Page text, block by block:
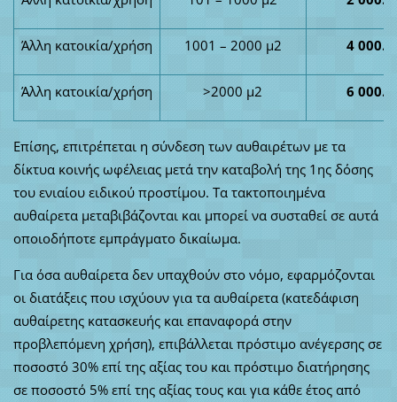
Άλλη κατοικία/χρήση 1001 – 2000 μ2 4
Άλλη κατοικία/χρήση >2000 μ2 6
Επίσης, επιτρέπεται η σύνδεση των αυθαιρέτων με τα
δίκτυα κοινής ωφέλειας μετά την καταβολή της 1ης δόσης
του ενιαίου ειδικού προστίμου. Τα τακτοποιημένα
αυθαίρετα μεταβιβάζονται και μπορεί να συσταθεί σε αυτά
οποιοδήποτε εμπράγματο δικαίωμα.
Για όσα αυθαίρετα δεν υπαχθούν στο νόμο, εφαρμόζονται
οι διατάξεις που ισχύουν για τα αυθαίρετα (κατεδάφιση
αυθαίρετης κατασκευής και επαναφορά στην
προβλεπόμενη χρήση), επιβάλλεται πρόστιμο ανέγερσης σε
ποσοστό 30% επί της αξίας του και πρόστιμο διατήρησης
σε ποσοστό 5% επί της αξίας τους και για κάθε έτος από